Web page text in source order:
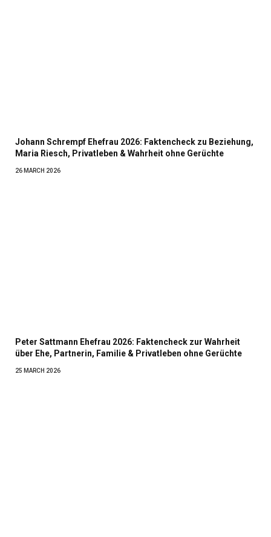
Johann Schrempf Ehefrau 2026: Faktencheck zu Beziehung,
Maria Riesch, Privatleben & Wahrheit ohne Gerüchte
26 MARCH 2026
Peter Sattmann Ehefrau 2026: Faktencheck zur Wahrheit
über Ehe, Partnerin, Familie & Privatleben ohne Gerüchte
25 MARCH 2026